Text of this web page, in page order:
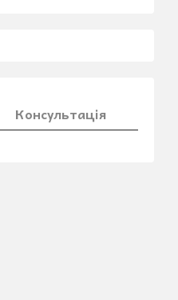
Консультація